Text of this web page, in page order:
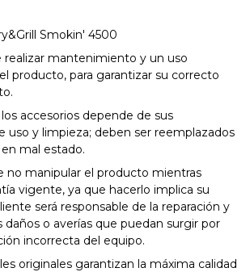
Smokin' 4500
realizar mantenimiento y un uso
producto, para garantizar su correcto
accesorios depende de sus
uso y limpieza; deben ser reemplazados
mal estado.
no manipular el producto mientras
vigente, ya que hacerlo implica su
será responsable de la reparación y
daños o averías que puedan surgir por
incorrecta del equipo.
originales garantizan la máxima calidad